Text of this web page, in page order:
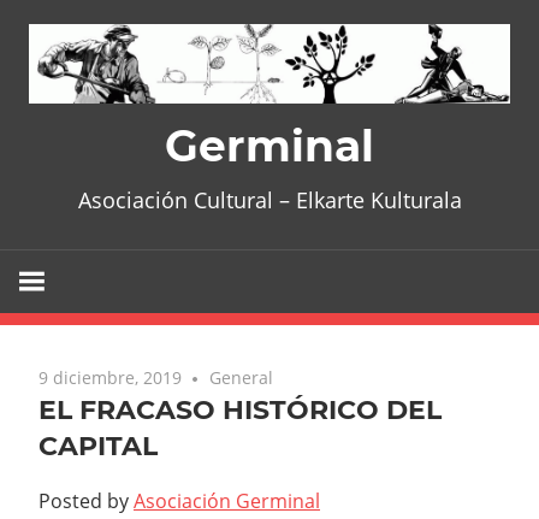
content
Germinal
Asociación Cultural – Elkarte Kulturala
9 diciembre, 2019 General
EL FRACASO HISTÓRICO DEL
CAPITAL
Posted byAsociación Germinal